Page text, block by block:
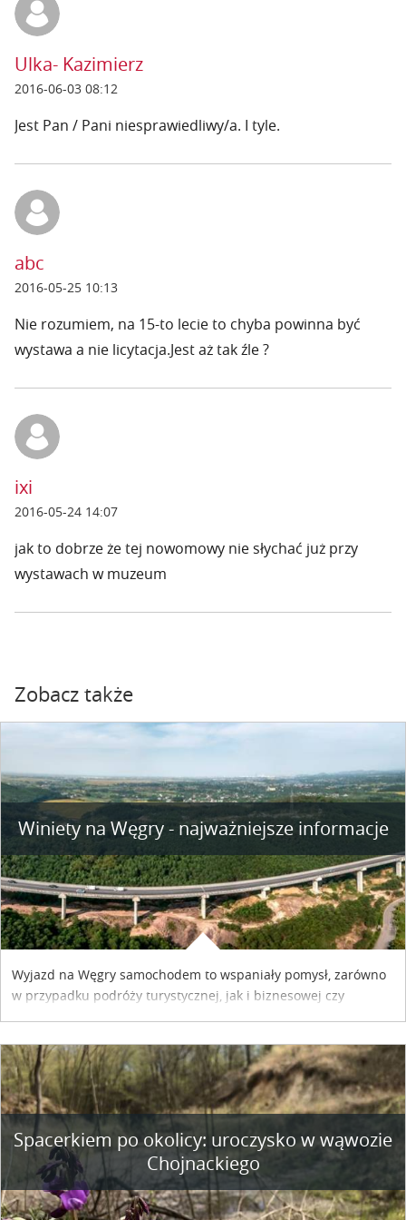
Ulka- Kazimierz
2016-06-03 08:12
Jest Pan / Pani niesprawiedliwy/a. I tyle.
abc
2016-05-25 10:13
Nie rozumiem, na 15-to lecie to chyba powinna być
wystawa a nie licytacja.Jest aż tak źle ?
ixi
2016-05-24 14:07
jak to dobrze że tej nowomowy nie słychać już przy
wystawach w muzeum
Zobacz także
Winiety na Węgry - najważniejsze informacje
Wyjazd na Węgry samochodem to wspaniały pomysł, zarówno
w przypadku podróży turystycznej, jak i biznesowej czy
współpracy reklamowej z Hungary Vignette.
Spacerkiem po okolicy: uroczysko w wąwozie
Chojnackiego